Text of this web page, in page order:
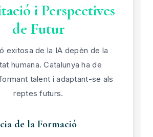
i Perspectives
de Futur
exitosa de la IA depèn de la
humana. Catalunya ha de
talent i adaptant-se als
reptes futurs.
de la Formació